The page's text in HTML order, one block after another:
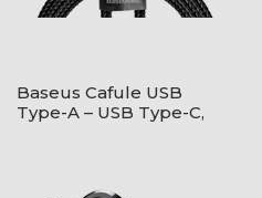
Baseus Cafule USB
Type-A – USB Type-C,